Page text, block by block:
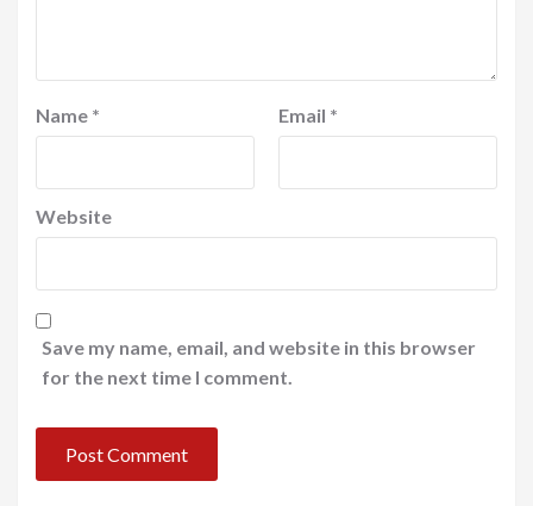
Name * Email *
Website
Save my name, email, and website in this browser
for the next time I comment.